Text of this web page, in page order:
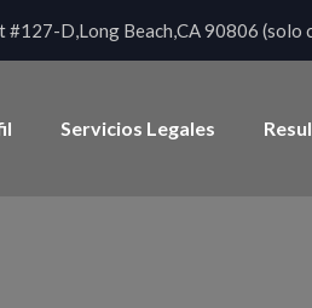
#127-D,Long Beach,CA 90806 (solo
Servicios Legales